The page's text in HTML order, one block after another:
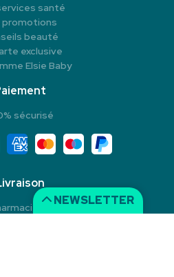
NEWSLETTER
santé
promotions
beauté
exclusive
Elsie Baby
sécurisé
en Click & Collect